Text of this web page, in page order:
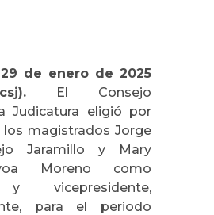
29 de enero de 2025
El Consejo
Judicatura eligió por
magistrados Jorge
Jaramillo y Mary
Moreno como
y vicepresidente,
para el periodo